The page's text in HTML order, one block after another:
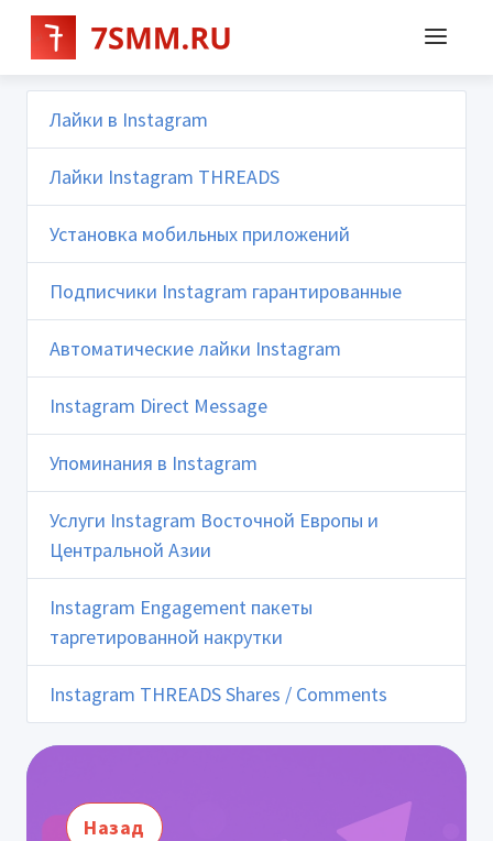
Лайки в Instagram
Лайки Instagram THREADS
Установка мобильных приложений
Подписчики Instagram гарантированные
Автоматические лайки Instagram
Instagram Direct Message
Упоминания в Instagram
Услуги Instagram Восточной Европы и
Центральной Азии
Instagram Engagement пакеты
таргетированной накрутки
Instagram THREADS Shares / Comments
Назад